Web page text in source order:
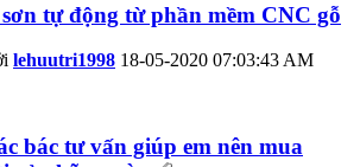
tự động từ phần mềm CNC gỗ
lehuutri1998 18-05-2020 07:03:43 AM
bác tư vấn giúp em nên mua